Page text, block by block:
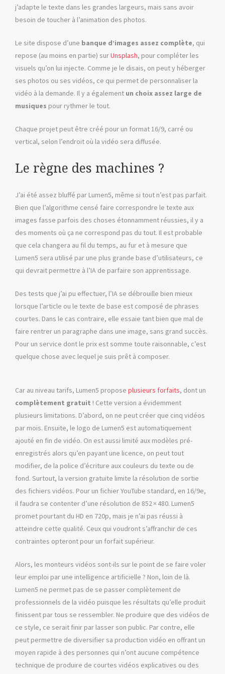
j’adapte le texte dans les grandes largeurs, mais sans avoir
besoin de toucher à l’animation des photos.
Le site dispose d’une banque d’images assez complète, qui
repose (au moins en partie) surUnsplash, pour compléter les
visuels qu’on lui injecte. Comme je le disais, on peut y héberger
ses photos ou ses vidéos, ce qui permet de personnaliser la
vidéo à la demande. Il y a également un choix assez large de
musiques pour rythmer le tout.
Chaque projet peut être créé pour un format 16/9, carré ou
vertical, selon l’endroit où la vidéo sera diffusée.
Le règne des machines ?
J’ai été assez bluffé par Lumen5, même si tout n’est pas parfait.
Bien que l’algorithme censé faire correspondre le texte aux
images fasse parfois des choses étonnamment réussies, il y a
des moments où ça ne correspond pas du tout. Il est probable
que cela changera au fil du temps, au fur et à mesure que
Lumen5 sera utilisé par une plus grande base d’utilisateurs, ce
qui devrait permettre à l’IA de parfaire son apprentissage.
Des tests que j’ai pu effectuer, l’IA se débrouille bien mieux
lorsque l’article ou le texte de base est composé de phrases
courtes. Dans le cas contraire, elle essaie tant bien que mal de
faire rentrer un paragraphe dans une image, sans grand succès.
Pour un service dont le prix est somme toute raisonnable, c’est
quelque chose avec lequel je suis prêt à composer.
Car au niveau tarifs, Lumen5 propose plusieurs forfaits, dont un
complètement gratuit ! Cette version a évidemment
plusieurs limitations. D’abord, on ne peut créer que cinq vidéos
par mois. Ensuite, le logo de Lumen5 est automatiquement
ajouté en fin de vidéo. On est aussi limité aux modèles pré-
enregistrés alors qu’en payant une licence, on peut tout
modifier, de la police d’écriture aux couleurs du texte ou de
fond. Surtout, la version gratuite limite la résolution de sortie
des fichiers vidéos. Pour un fichier YouTube standard, en 16/9e,
il faudra se contenter d’une résolution de 852 × 480. Lumen5
promet pourtant du HD en 720p, mais je n’ai pas réussi à
atteindre cette qualité. Ceux qui voudront s’affranchir de ces
contraintes opteront pour un forfait supérieur.
Alors, les monteurs vidéos sont-ils sur le point de se faire voler
leur emploi par une intelligence artificielle ? Non, loin de là.
Lumen5 ne permet pas de se passer complètement de
professionnels de la vidéo puisque les résultats qu’elle produit
finissent par tous se ressembler. Ne produire que des vidéos de
ce style, ce serait finir par lasser son public. Par contre, elle
peut permettre de diversifier sa production vidéo en offrant un
moyen rapide à des personnes qui n’ont aucune compétence
technique de produire de courtes vidéos explicatives ou des